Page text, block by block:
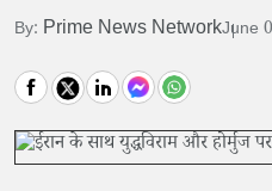
By: Prime News NetworkJune